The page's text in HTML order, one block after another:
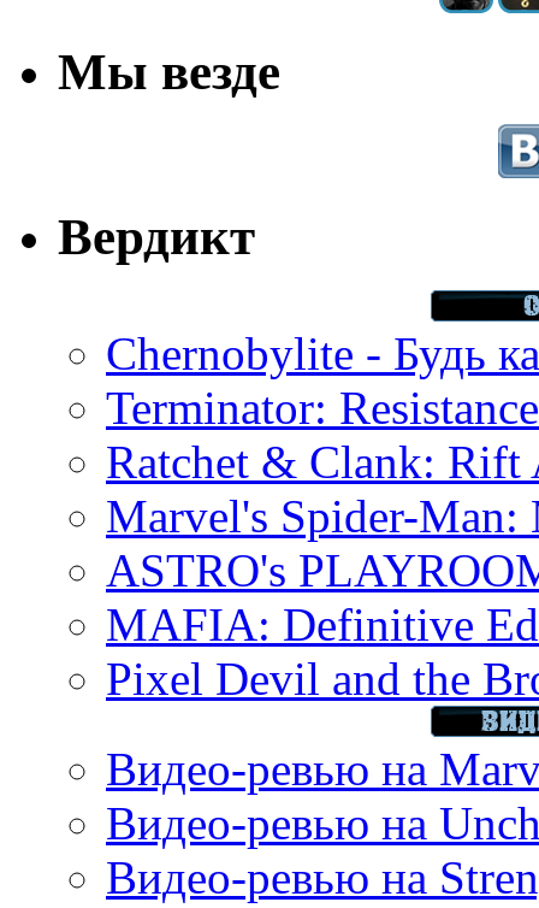
Мы везде
Вердикт
Chernobylite - Будь
Terminator:
Ratchet & Clank: Rift
Marvel's Spider-Man:
ASTRO's
MAFIA: Definitive
Pixel Devil and the
Видео-ревью на
Видео-ревью на
Видео-ревью на